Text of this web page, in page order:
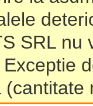
SRL
(cantitate